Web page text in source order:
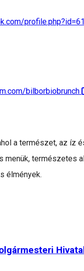
bilborbiobrunch
a természet, az íz
menük, természetes
élmények.